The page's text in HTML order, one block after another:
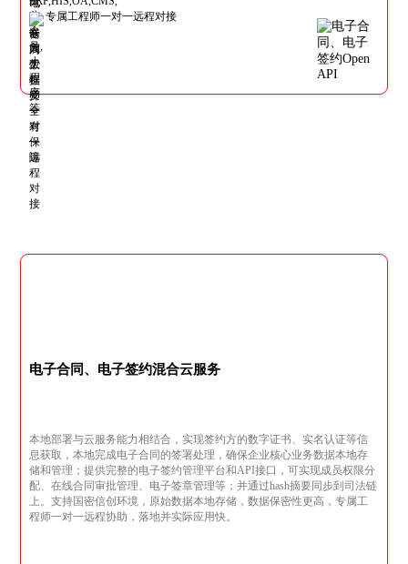
专属工程师一对一远程对接
电子合同、电子签约混合云服务
本地部署与云服务能力相结合，实现签约方的数字证书、实名认证等信
息获取，本地完成电子合同的签署处理，确保企业核心业务数据本地存
储和管理；提供完整的电子签约管理平台和API接口，可实现成员权限分
配、在线合同审批管理、电子签章管理等；并通过hash摘要同步到司法链
上。支持国密信创环境，原始数据本地存储，数据保密性更高，专属工
程师一对一远程协助，落地并实际应用快。